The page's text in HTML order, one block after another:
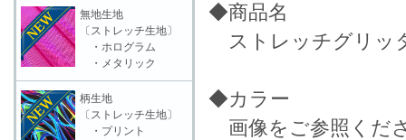
◆商品名
ストレッチグリッ
◆カラー
画像をご参照くだ
無地生地
〔ストレッチ生地〕
・ホログラム
・メタリック
柄生地
〔ストレッチ生地〕
・プリント